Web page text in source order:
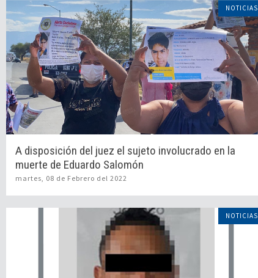
NOTICIAS
A disposición del juez el sujeto involucrado en la
muerte de Eduardo Salomón
martes, 08 de Febrero del 2022
NOTICIAS